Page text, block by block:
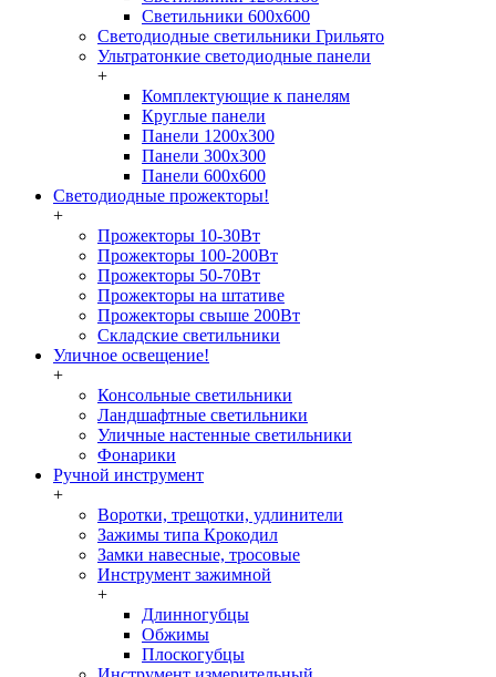
Светильники 600х600
Светодиодные светильники Грильято
Ультратонкие светодиодные панели
+
Комплектующие к панелям
Круглые панели
Панели 1200х300
Панели 300х300
Панели 600х600
Светодиодные прожекторы!
+
Прожекторы 10-30Вт
Прожекторы 100-200Вт
Прожекторы 50-70Вт
Прожекторы на штативе
Прожекторы свыше 200Вт
Складские светильники
Уличное освещение!
+
Консольные светильники
Ландшафтные светильники
Уличные настенные светильники
Фонарики
Ручной инструмент
+
Воротки, трещотки, удлинители
Зажимы типа Крокодил
Замки навесные, тросовые
Инструмент зажимной
+
Длинногубцы
Обжимы
Плоскогубцы